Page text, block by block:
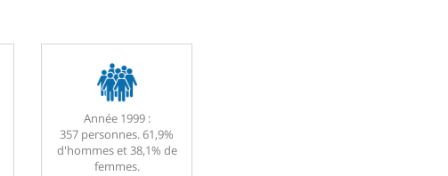
Année 1999 :
357 personnes. 61,9%
d'hommes et 38,1% de
femmes.